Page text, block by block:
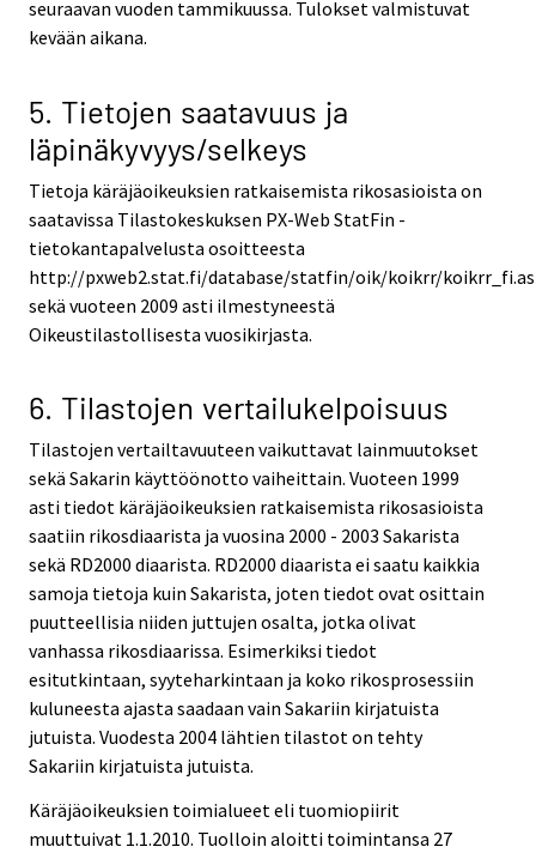
seuraavan vuoden tammikuussa. Tulokset valmistuvat
kevään aikana.
5. Tietojen saatavuus ja
läpinäkyvyys/selkeys
Tietoja käräjäoikeuksien ratkaisemista rikosasioista on
saatavissa Tilastokeskuksen PX-Web StatFin -
tietokantapalvelusta osoitteesta
http://pxweb2.stat.fi/database/statfin/oik/koikrr/
sekä vuoteen 2009 asti ilmestyneestä
Oikeustilastollisesta vuosikirjasta.
6. Tilastojen vertailukelpoisuus
Tilastojen vertailtavuuteen vaikuttavat lainmuutokset
sekä Sakarin käyttöönotto vaiheittain. Vuoteen 1999
asti tiedot käräjäoikeuksien ratkaisemista rikosasioista
saatiin rikosdiaarista ja vuosina 2000 - 2003 Sakarista
sekä RD2000 diaarista. RD2000 diaarista ei saatu kaikkia
samoja tietoja kuin Sakarista, joten tiedot ovat osittain
puutteellisia niiden juttujen osalta, jotka olivat
vanhassa rikosdiaarissa. Esimerkiksi tiedot
esitutkintaan, syyteharkintaan ja koko rikosprosessiin
kuluneesta ajasta saadaan vain Sakariin kirjatuista
jutuista. Vuodesta 2004 lähtien tilastot on tehty
Sakariin kirjatuista jutuista.
Käräjäoikeuksien toimialueet eli tuomiopiirit
muuttuivat 1.1.2010. Tuolloin aloitti toimintansa 27